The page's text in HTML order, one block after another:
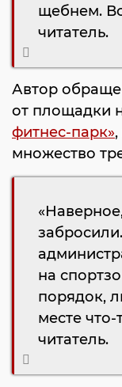
щебнем.
читатель.
Автор
от площадки
фитнес-парк»
множество
на
порядок,
месте
читатель.